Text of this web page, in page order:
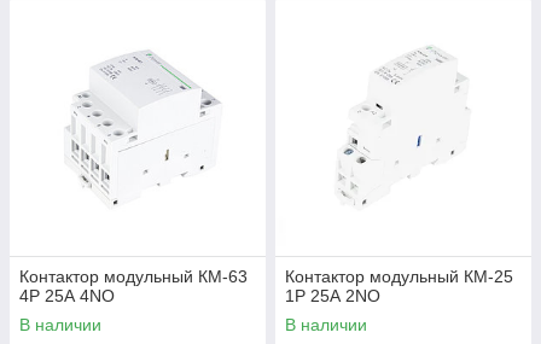
Контактор модульный КМ-63
4Р 25А 4NО
В наличии
Контактор модульный КМ-25
1Р 25А 2NО
В наличии